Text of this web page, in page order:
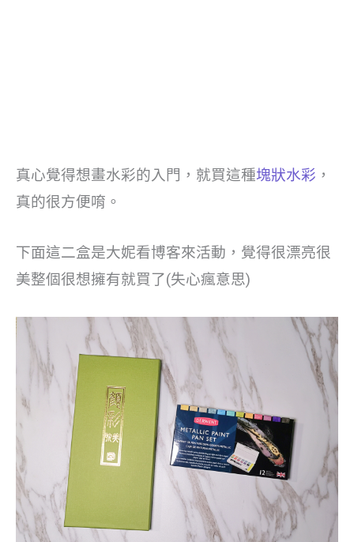
真心覺得想畫水彩的入門，就買這種塊狀水彩 ，
真的很方便唷。
下面這二盒是大妮看博客來活動，覺得很漂亮很
美整個很想擁有就買了(失心瘋意思)